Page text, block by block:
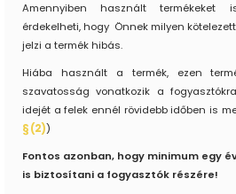
Amennyiben használt termékeket
érdekelheti, hogy Önnek milyen
jelzi a termék hibás.
Hiába használt a termék, ezen
szavatosság vonatkozik a
idejét a felek ennél rövidebb időben is
§ (2))
Fontos azonban, hogy minimum egy
is biztosítani a fogyasztók részére!